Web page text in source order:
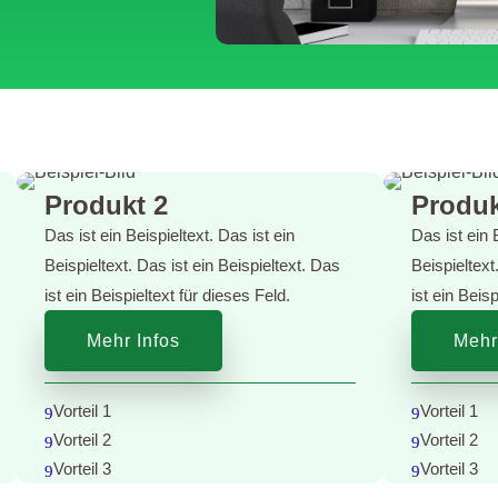
Produkt 2
Das ist ein Beispieltext. Das ist ein
Beispieltext. Das ist ein Beispieltext. Das
ist ein Beispieltext für dieses Feld.
Mehr Infos
9Vorteil 1
9Vorteil 2
9Vorteil 3
Das ist ein
ist ein
9Vorteil 1
9Vorteil 2
9Vorteil 3